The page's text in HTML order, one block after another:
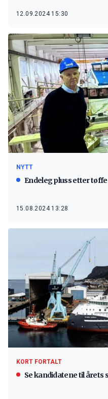
12.09.2024 15:30
NYTT
Endeleg pluss etter
15.08.2024 13:28
KORT FORTALT
Se kandidatene til årets